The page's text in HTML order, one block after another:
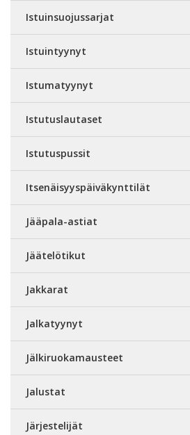
Istuinsuojussarjat
Istuintyynyt
Istumatyynyt
Istutuslautaset
Istutuspussit
Itsenäisyyspäiväkynttilät
Jääpala-astiat
Jäätelötikut
Jakkarat
Jalkatyynyt
Jälkiruokamausteet
Jalustat
Järjestelijät